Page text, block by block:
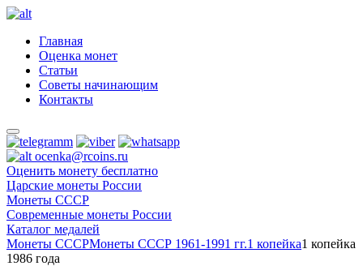
Главная
Оценка монет
Статьи
Советы начинающим
Контакты
ocenka@rcoins.ru
Оценить монету бесплатно
Царские монеты России
Монеты СССР
Современные монеты России
Каталог медалей
Монеты СССРМонеты СССР 1961-1991 гг.1 копейка1 копейка
1986 года